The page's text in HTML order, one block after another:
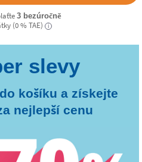
3 bezúročně
(0 % TAE) i
košíku a získejte
nejlepší cenu